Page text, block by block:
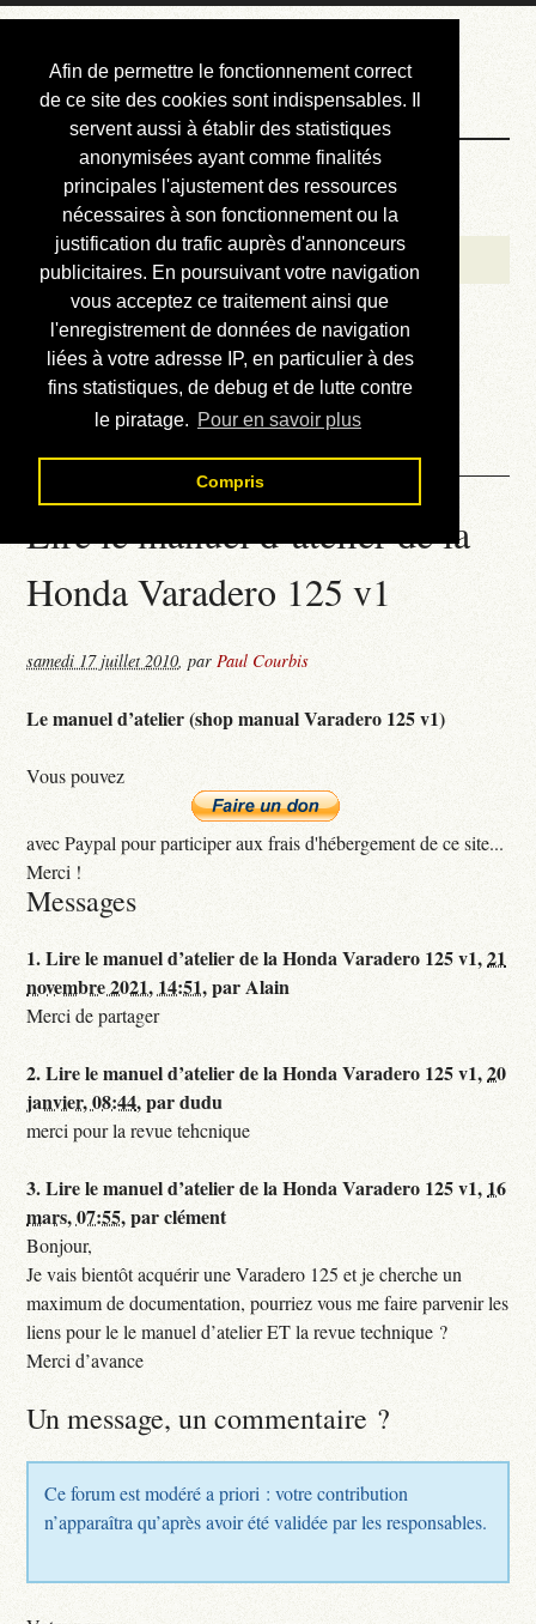
Afin de permettre le fonctionnement correct
de ce site des cookies sont indispensables. Il
servent aussi à établir des statistiques
anonymisées ayant comme finalités
principales l'ajustement des ressources
nécessaires à son fonctionnement ou la
justification du trafic auprès d'annonceurs
publicitaires. En poursuivant votre navigation
vous acceptez ce traitement ainsi que
l'enregistrement de données de navigation
liées à votre adresse IP, en particulier à des
fins statistiques, de debug et de lutte contre
le piratage. Pour en savoir plus
Compris
Courbis, « LE »
Blog Officiel
Bienvenue
Réalisations
Divers (et d’été)
Annonces
Liens externes
Téléchargement
Contact
Lire le manuel d’atelier de la
Honda Varadero 125 v1
samedi 17 juillet 2010,parPaul Courbis
Le manuel d’atelier (shop manual Varadero 125 v1)
Vous pouvez
avec Paypal pour participer aux frais d'hébergement de ce site...
Merci !
Messages
1.Lire le manuel d’atelier de la Honda Varadero 125 v1,21
novembre 2021, 14:51,parAlain
Merci de partager
2.Lire le manuel d’atelier de la Honda Varadero 125 v1,20
janvier, 08:44,pardudu
merci pour la revue tehcnique
3.Lire le manuel d’atelier de la Honda Varadero 125 v1, 16
mars, 07:55,parclément
Bonjour,
Je vais bientôt acquérir une Varadero 125 et je cherche un
maximum de documentation, pourriez vous me faire parvenir les
liens pour le le manuel d’atelier ET la revue technique ?
Merci d’avance
Un message, un commentaire ?
Ce forum est modéré a priori : votre contribution
n’apparaîtra qu’après avoir été validée par les responsables.